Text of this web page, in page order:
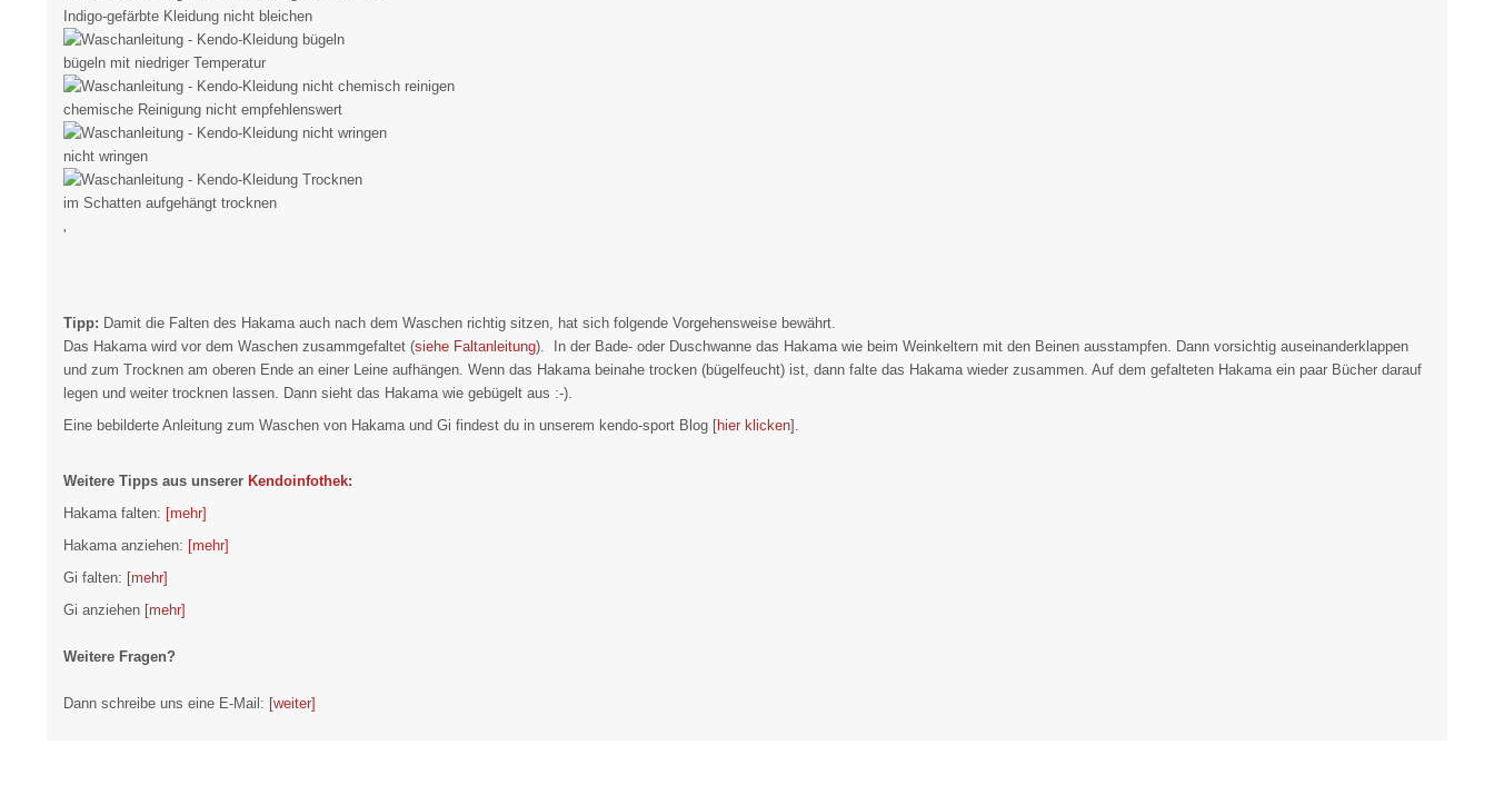
Indigo-gefärbte Kleidung nicht bleichen
bügeln mit niedriger Temperatur
chemische Reinigung nicht empfehlenswert
nicht wringen
im Schatten aufgehängt trocknen
'
Tipp: Damit die Falten des Hakama auch nach dem Waschen richtig sitzen, hat sich folgende Vorgehensweise bewährt.
Das Hakama wird vor dem Waschen zusammgefaltet (siehe Faltanleitung). In der Bade- oder Duschwanne das Hakama wie beim Weinkeltern mit den Beinen ausstampfen. Dann vorsichtig auseinanderklappen
und zum Trocknen am oberen Ende an einer Leine aufhängen. Wenn das Hakama beinahe trocken (bügelfeucht) ist, dann falte das Hakama wieder zusammen. Auf dem gefalteten Hakama ein paar Bücher darauf
legen und weiter trocknen lassen. Dann sieht das Hakama wie gebügelt aus :-).
Eine bebilderte Anleitung zum Waschen von Hakama und Gi findest du in unserem kendo-sport Blog [hier klicken].
Weitere Tipps aus unserer Kendoinfothek:
Hakama falten: [mehr]
Hakama anziehen: [mehr]
Gi falten: [mehr]
Gi anziehen [mehr]
Weitere Fragen?
Dann schreibe uns eine E-Mail: [weiter]